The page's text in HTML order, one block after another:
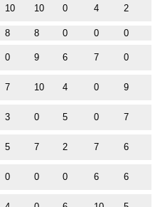
10 10 0 4 2
8 8 0 0 0
0 9 6 7 0
7 10 4 0 9
3 0 5 0 7
5 7 2 7 6
0 0 0 6 6